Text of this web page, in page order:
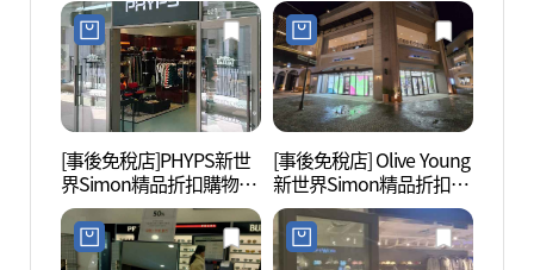
[事後免稅店]PHYPS新世
界Simon精品折扣購物中
心釜山店(PHYPS 신세계
사이먼프리미엄아울렛
부산점)
[事後免稅店] Olive Young
新世界Simon精品折扣購
物中心釜山店(올리브영
신세계사이먼프리미엄아
울렛 부산점)